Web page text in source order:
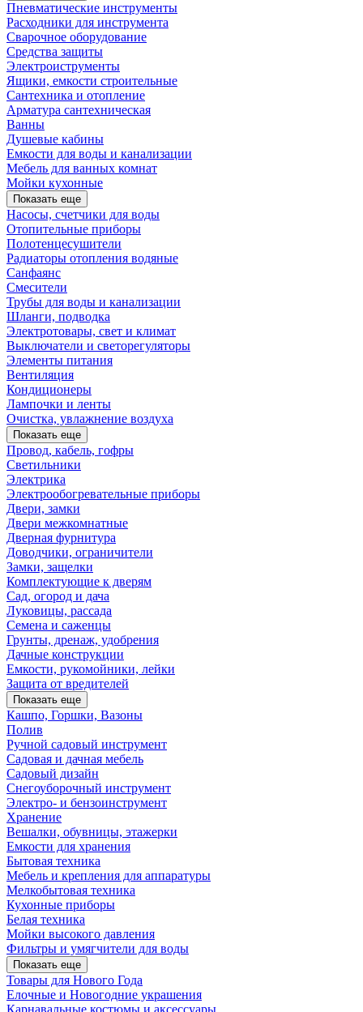
Пневматические инструменты
Расходники для инструмента
Сварочное оборудование
Средства защиты
Электроиструменты
Ящики, емкости строительные
Сантехника и отопление
Арматура сантехническая
Ванны
Душевые кабины
Емкости для воды и канализации
Мебель для ванных комнат
Мойки кухонные
Показать еще
Насосы, счетчики для воды
Отопительные приборы
Полотенцесушители
Радиаторы отопления водяные
Санфаянс
Смесители
Трубы для воды и канализации
Шланги, подводка
Электротовары, свет и климат
Выключатели и светорегуляторы
Элементы питания
Вентиляция
Кондиционеры
Лампочки и ленты
Очистка, увлажнение воздуха
Показать еще
Провод, кабель, гофры
Светильники
Электрика
Электрообогревательные приборы
Двери, замки
Двери межкомнатные
Дверная фурнитура
Доводчики, ограничители
Замки, защелки
Комплектующие к дверям
Сад, огород и дача
Луковицы, рассада
Семена и саженцы
Грунты, дренаж, удобрения
Дачные конструкции
Емкости, рукомойники, лейки
Защита от вредителей
Показать еще
Кашпо, Горшки, Вазоны
Полив
Ручной садовый инструмент
Садовая и дачная мебель
Садовый дизайн
Снегоуборочный инструмент
Электро- и бензоинструмент
Хранение
Вешалки, обувницы, этажерки
Емкости для хранения
Бытовая техника
Мебель и крепления для аппаратуры
Мелкобытовая техника
Кухонные приборы
Белая техника
Мойки высокого давления
Фильтры и умягчители для воды
Показать еще
Товары для Нового Года
Елочные и Новогодние украшения
Карнавальные костюмы и аксессуары